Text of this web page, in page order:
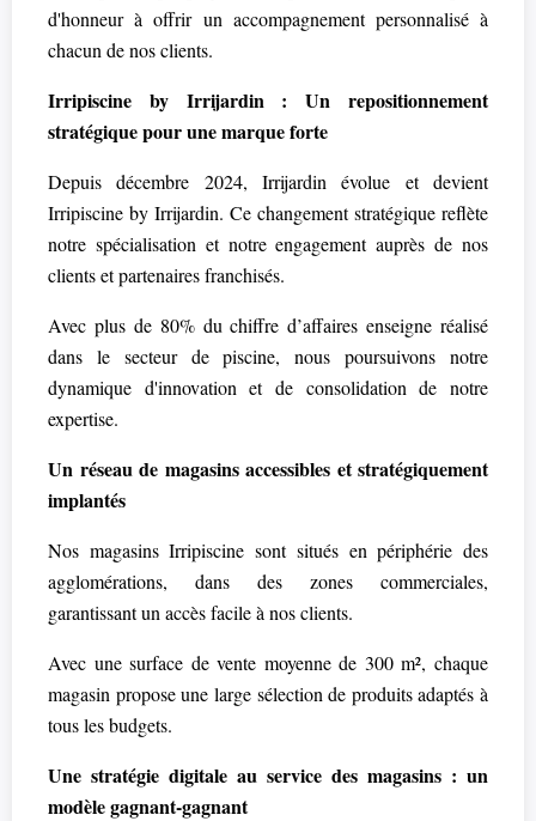
d'honneur à offrir un accompagnement personnalisé à
chacun de nos clients.
Irripiscine by Irrijardin : Un repositionnement
stratégique pour une marque forte
Depuis décembre 2024, Irrijardin évolue et devient
Irripiscine by Irrijardin. Ce changement stratégique reflète
notre spécialisation et notre engagement auprès de nos
clients et partenaires franchisés.
Avec plus de 80% du chiffre d’affaires enseigne réalisé
dans le secteur de piscine, nous poursuivons notre
dynamique d'innovation et de consolidation de notre
expertise.
Un réseau de magasins accessibles et stratégiquement
implantés
Nos magasins Irripiscine sont situés en périphérie des
agglomérations, dans des zones commerciales,
garantissant un accès facile à nos clients.
Avec une surface de vente moyenne de 300 m², chaque
magasin propose une large sélection de produits adaptés à
tous les budgets.
Une stratégie digitale au service des magasins : un
modèle gagnant-gagnant